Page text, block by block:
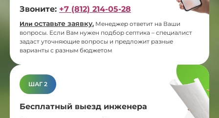
Звоните: +7 (812) 214-05-28
Или оставьте заявку. Менеджер ответит на Ваши
вопросы. Если Вам нужен подбор септика – специалист
задаст уточняющие вопросы и предложит разные
варианты с разным бюджетом
ШАГ 2
Бесплатный выезд инженера